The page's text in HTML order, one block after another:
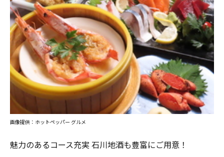
魅力のあるコース充実 石川地酒も豊富にご用意！
画像提供：ホットペッパー グルメ